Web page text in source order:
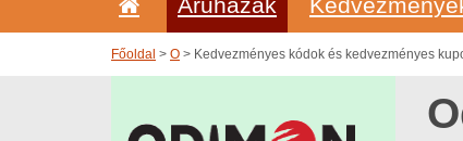
Főoldal > O > Kedvezményes kódok és kedvezményes